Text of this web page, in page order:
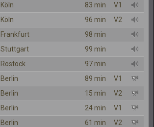
Köln 83 min
V1
Köln 96 min
V2
Frankfurt
98 min
Stuttgart
99 min
Rostock
97 min
Berlin 89 min
V1
Berlin 15 min
V2
Berlin 24 min
V1
Berlin 61 min
V2